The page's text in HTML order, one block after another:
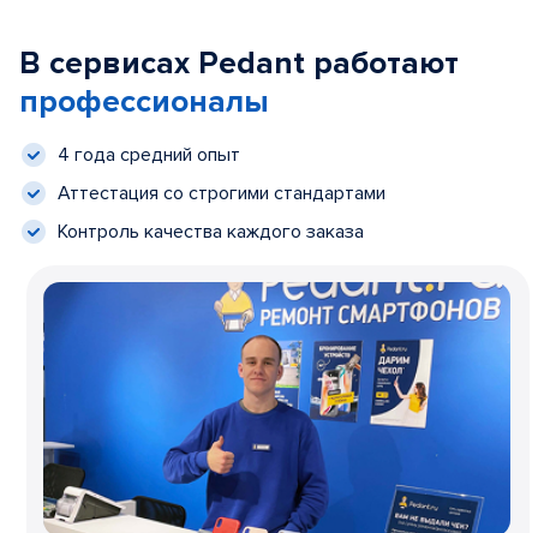
В сервисах Pedant работают
профессионалы
4 года средний опыт
Аттестация со строгими стандартами
Контроль качества каждого заказа